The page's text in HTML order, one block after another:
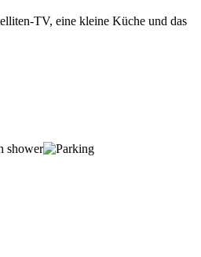
TV, eine kleine Küche und das